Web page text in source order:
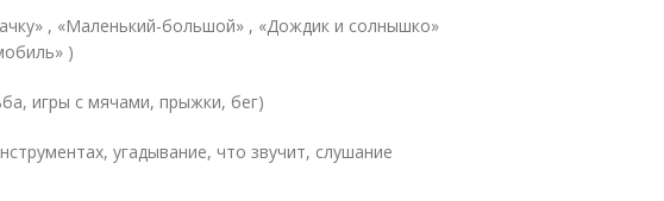
, «Маленький-большой» , «Дождик и солнышко»
)
игры с мячами, прыжки, бег)
угадывание, что звучит, слушание